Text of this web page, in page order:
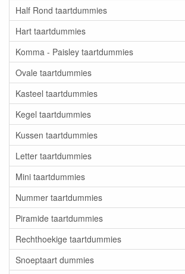
Half Rond taartdummies
Hart taartdummies
Komma - Paisley taartdummies
Ovale taartdummies
Kasteel taartdummies
Kegel taartdummies
Kussen taartdummies
Letter taartdummies
Mini taartdummies
Nummer taartdummies
Piramide taartdummies
Rechthoekige taartdummies
Snoeptaart dummies